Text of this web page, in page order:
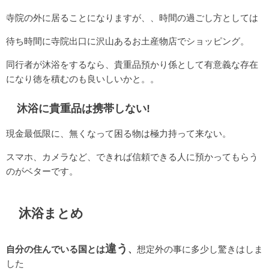
寺院の外に居ることになりますが、、時間の過ごし方としては
待ち時間に寺院出口に沢山あるお土産物店でショッピング。
同行者が沐浴をするなら、貴重品預かり係として有意義な存在
になり徳を積むのも良いしいかと。。
沐浴に貴重品は携帯しない!
現金最低限に、無くなって困る物は極力持って来ない。
スマホ、カメラなど、できれば信頼できる人に預かってもらう
のがベターです。
沐浴まとめ
自分の住んでいる国とは違う
想定外の事に多少し驚きはしま
した